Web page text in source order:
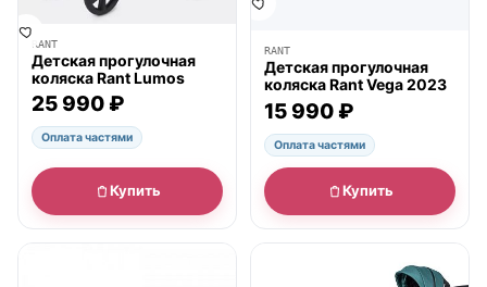
RANT
Детская прогулочная
коляска Rant Lumos
25 990 ₽
Оплата частями
Купить
RANT
Детская прогулочная
коляска Rant Vega 2023
15 990 ₽
Оплата частями
Купить